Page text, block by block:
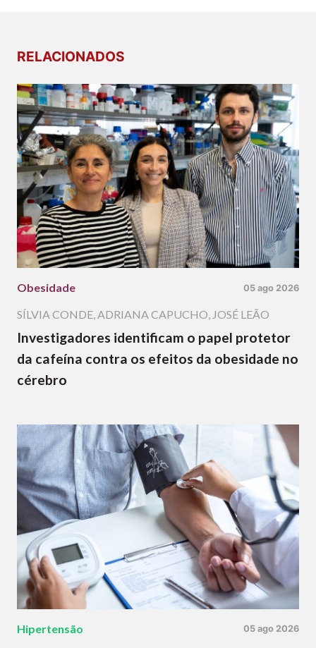
RELACIONADOS
Obesidade 05 ago 2026
SÍLVIA CONDE,ADRIANA CAPUCHO, JOSÉ LEÃO
Investigadores identificam o papel protetor
da cafeína contra os efeitos da obesidade no
cérebro
Hipertensão 05 ago 2026